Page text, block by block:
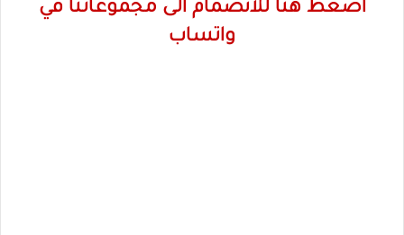
اضغط هنا للانضمام الى مجموعاتنا في
واتساب